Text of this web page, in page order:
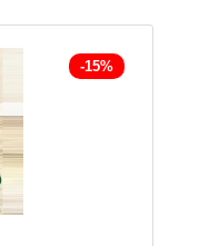
-15%